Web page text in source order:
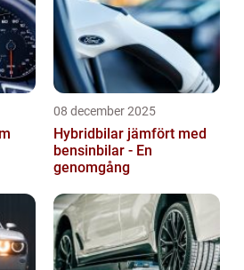
08 december 2025
Hybridbilar jämfört med
bensinbilar - En
genomgång